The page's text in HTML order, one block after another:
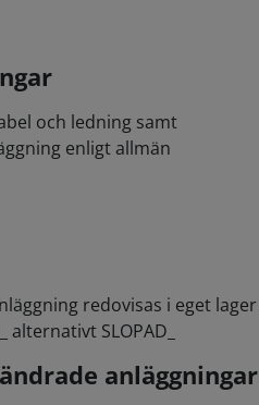
och ledning samt
enligt allmän
redovisas i eget lager
alternativt SLOPAD_
anläggningar